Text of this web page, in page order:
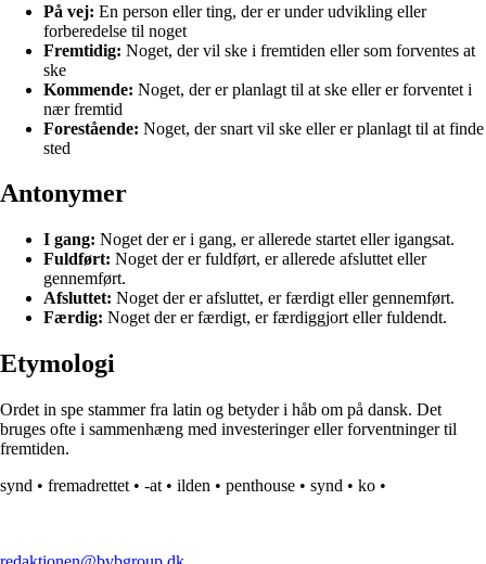
På vej: En person eller ting, der er under udvikling eller
forberedelse til noget
Fremtidig: Noget, der vil ske i fremtiden eller som forventes at
ske
Kommende: Noget, der er planlagt til at ske eller er forventet i
nær fremtid
Forestående: Noget, der snart vil ske eller er planlagt til at finde
sted
Antonymer
I gang: Noget der er i gang, er allerede startet eller igangsat.
Fuldført: Noget der er fuldført, er allerede afsluttet eller
gennemført.
Afsluttet: Noget der er afsluttet, er færdigt eller gennemført.
Færdig: Noget der er færdigt, er færdiggjort eller fuldendt.
Etymologi
Ordet in spe stammer fra latin og betyder i håb om på dansk. Det
bruges ofte i sammenhæng med investeringer eller forventninger til
fremtiden.
synd • fremadrettet • -at • ilden • penthouse • synd • ko •